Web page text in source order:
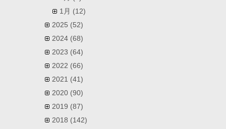
1月 (12)
2025 (52)
2024 (68)
2023 (64)
2022 (66)
2021 (41)
2020 (90)
2019 (87)
2018 (142)